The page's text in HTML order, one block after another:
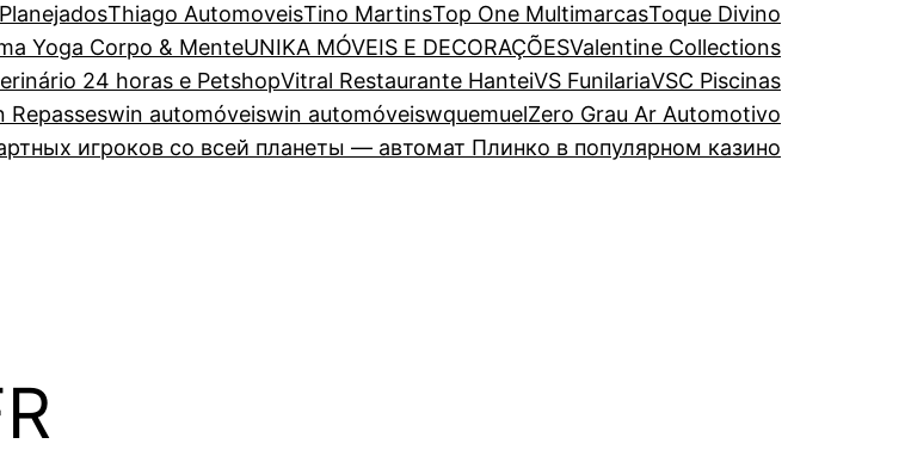
Thiago AutomoveisTino MartinsTop One MultimarcasToque Divino
Yoga Corpo & MenteUNIKA MÓVEIS E DECORAÇÕESValentine Collections
24 horas e PetshopVitral Restaurante HanteiVS FunilariaVSC Piscinas
Repasseswin automóveiswin automóveiswquemuelZero Grau Ar Automotivo
игроков со всей планеты — автомат Плинко в популярном казино